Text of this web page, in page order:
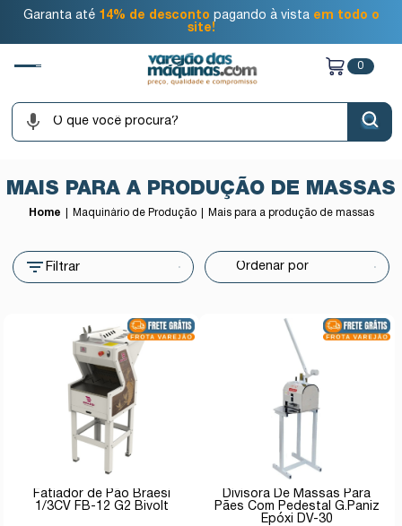
Garanta até 14% de desconto pagando à vista em todo o
site!
0
MAIS PARA A PRODUÇÃO DE MASSAS
Home Maquinário de Produção Mais para a produção de massas
Filtrar
Fatiador de Pão Braesi
1/3CV FB-12 G2 Bivolt
Divisora De Massas Para
Pães Com Pedestal G.Paniz
Epóxi DV-30